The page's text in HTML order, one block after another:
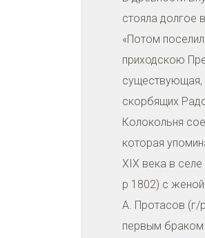
стояла долгое
«Потом
приходскою
существующая,
скорбящих
Колокольня
которая
XIX века в
р 1802) с
А. Протасов (г/
первым браком